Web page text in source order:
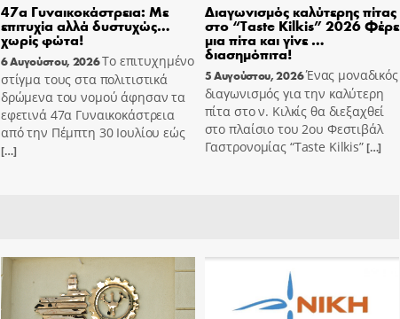
47α Γυναικοκάστρεια: Με
επιτυχία αλλά δυστυχώς…
χωρίς φώτα!
6 Αυγούστου, 2026Το επιτυχημένο
στίγμα τους στα πολιτιστικά
δρώμενα του νομού άφησαν τα
εφετινά 47α Γυναικοκάστρεια
από την Πέμπτη 30 Ιουλίου εώς
[…]
Διαγωνισμός καλύτερης πίτας
στο “Taste Kilkis” 2026 Φέρε
μια πίτα και γίνε …
διασημόπιτα!
5 Αυγούστου, 2026Ένας μοναδικός
διαγωνισμός για την καλύτερη
πίτα στο ν. Κιλκίς θα διεξαχθεί
στο πλαίσιο του 2ου Φεστιβάλ
Γαστρονομίας “Taste Kilkis”[…]